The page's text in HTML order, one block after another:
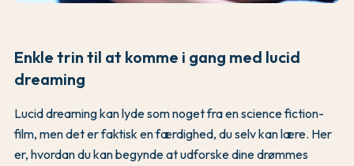
Enkle trin til at komme i gang med lucid
dreaming
Lucid dreaming kan lyde som noget fra en science fiction-
film, men det er faktisk en færdighed, du selv kan lære. Her
er, hvordan du kan begynde at udforske dine drømmes